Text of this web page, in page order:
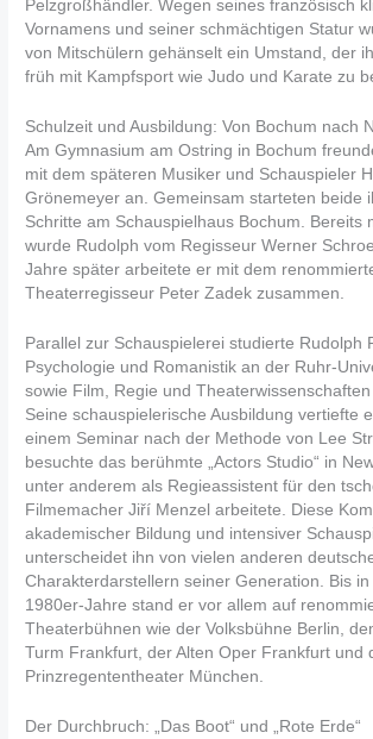
Pelzgroßhändler. Wegen seines französisch
Vornamens und seiner schmächtigen Statur
von Mitschülern gehänselt ein Umstand, der
früh mit Kampfsport wie Judo und Karate zu
Schulzeit und Ausbildung: Von Bochum nach
Am Gymnasium am Ostring in Bochum
mit dem späteren Musiker und Schauspieler
Grönemeyer an. Gemeinsam starteten beide
Schritte am Schauspielhaus Bochum. Bereits
wurde Rudolph vom Regisseur Werner
Jahre später arbeitete er mit dem
Theaterregisseur Peter Zadek zusammen.
Parallel zur Schauspielerei studierte Rudolph
Psychologie und Romanistik an der Ruhr-
sowie Film, Regie und
Seine schauspielerische Ausbildung vertiefte
einem Seminar nach der Methode von Lee
besuchte das berühmte „Actors Studio“ in
unter anderem als Regieassistent für den
Filmemacher Jiří Menzel arbeitete. Diese
akademischer Bildung und intensiver
unterscheidet ihn von vielen anderen
Charakterdarstellern seiner Generation. Bis
1980er-Jahre stand er vor allem auf
Theaterbühnen wie der Volksbühne Berlin,
Turm Frankfurt, der Alten Oper Frankfurt und
Prinzregententheater München.
Der Durchbruch: „Das Boot“ und „Rote Erde“